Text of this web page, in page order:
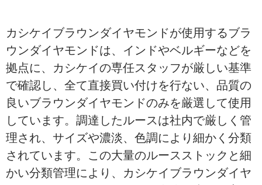
カシケイブラウンダイヤモンドが使用するブラ
ウンダイヤモンドは、インドやベルギーなどを
拠点に、カシケイの専任スタッフが厳しい基準
で確認し、全て直接買い付けを行ない、品質の
良いブラウンダイヤモンドのみを厳選して使用
しています。調達したルースは社内で厳しく管
理され、サイズや濃淡、色調により細かく分類
されています。この大量のルースストックと細
かい分類管理により、カシケイブラウンダイヤ